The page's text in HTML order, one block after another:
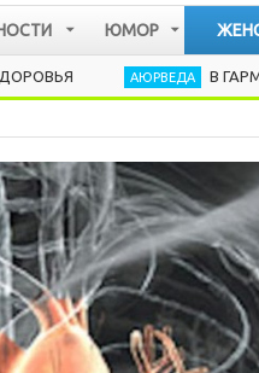
ЮМОР
АЮРВЕДА В ГАРМОНИИ ЛИ